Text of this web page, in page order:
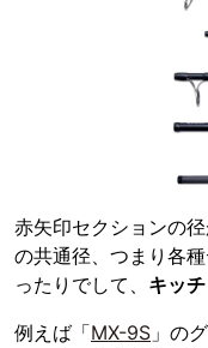
赤矢印セクションの
の共通径、つまり各
ったりでして、 キッ
例えば「MX-9S 」の